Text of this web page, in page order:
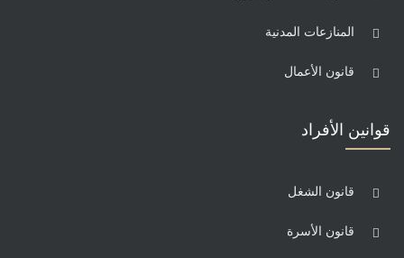
المنازعات المدنية
قانون الأعمال
قوانين الأفراد
قانون الشغل
قانون الأسرة